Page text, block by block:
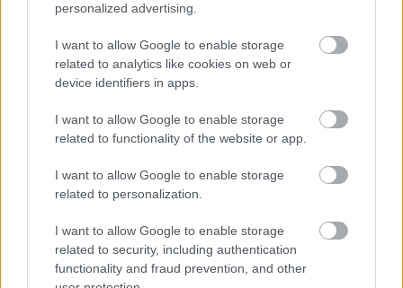
personalized advertising.
I want to allow Google to enable storage
related to analytics like cookies on web or
device identifiers in apps.
I want to allow Google to enable storage
related to functionality of the website or app.
I want to allow Google to enable storage
related to personalization.
I want to allow Google to enable storage
related to security, including authentication
functionality and fraud prevention, and other